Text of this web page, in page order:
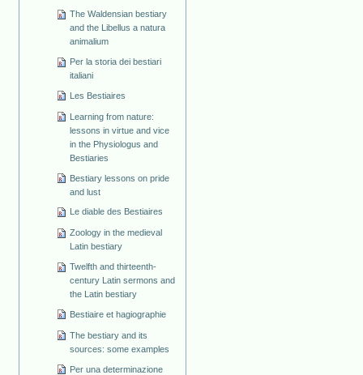
The Waldensian bestiary
and the Libellus a natura
animalium
Per la storia dei bestiari
italiani
Les Bestiaires
Learning from nature:
lessons in virtue and vice
in the Physiologus and
Bestiaries
Bestiary lessons on pride
and lust
Le diable des Bestiaires
Zoology in the medieval
Latin bestiary
Twelfth and thirteenth-
century Latin sermons and
the Latin bestiary
Bestiaire et hagiographie
The bestiary and its
sources: some examples
Per una determinazione